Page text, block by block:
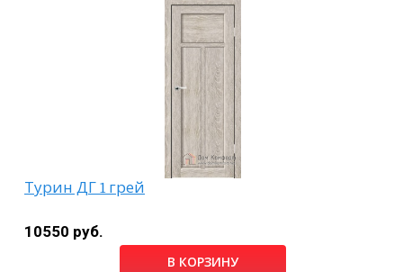
Турин ДГ 1 грей
10550 руб.
В КОРЗИНУ